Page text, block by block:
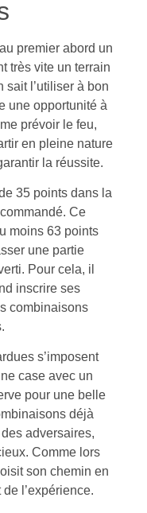
premier abord un
très vite un terrain
l’utiliser à bon
une opportunité à
prévoir le feu,
en pleine nature
la réussite.
35 points dans la
Ce
moins 63 points
une partie
Pour cela, il
inscrire ses
combinaisons
s’imposent
case avec un
pour une belle
déjà
adversaires,
Comme lors
son chemin en
l’expérience.